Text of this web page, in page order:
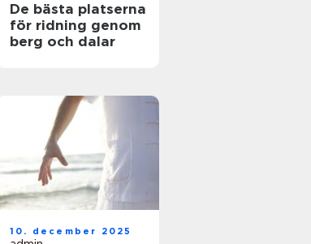
De bästa platserna
för ridning genom
berg och dalar
10. december 2025